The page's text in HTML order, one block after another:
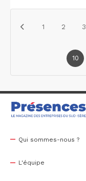
1 2 3
10
Qui sommes-nous ?
L'équipe